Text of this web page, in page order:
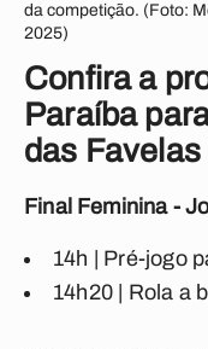
da competição. (Foto:
2025)
Confira a
Paraíba
das
Final Feminina -
14h | Pré-jogo
14h20 | Rola a